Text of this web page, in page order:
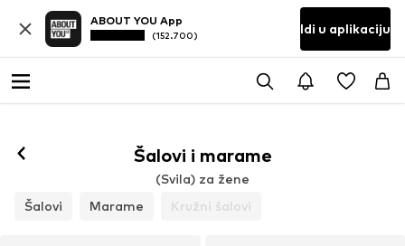
ABOUT YOU App
(152.700) Idi u aplikaciju
Šalovi i marame
(Svila) za žene
Šalovi
Marame Kružni šalovi